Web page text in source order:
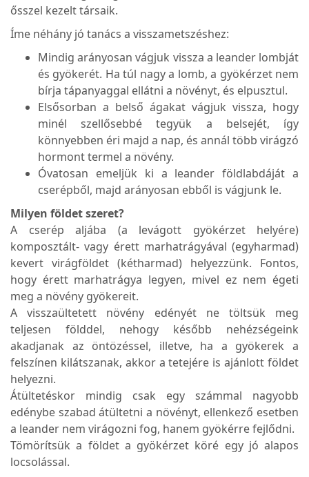
ősszel kezelt társaik.
Íme néhány jó tanács a visszametszéshez:
Mindig arányosan vágjuk vissza a leander lombját
és gyökerét. Ha túl nagy a lomb, a gyökérzet nem
bírja tápanyaggal ellátni a növényt, és elpusztul.
Elsősorban a belső ágakat vágjuk vissza, hogy
minél szellősebbé tegyük a belsejét, így
könnyebben éri majd a nap, és annál több virágzó
hormont termel a növény.
Óvatosan emeljük ki a leander földlabdáját a
cserépből, majd arányosan ebből is vágjunk le.
Milyen földet szeret?
A cserép aljába (a levágott gyökérzet helyére)
komposztált- vagy érett marhatrágyával (egyharmad)
kevert virágföldet (kétharmad) helyezzünk. Fontos,
hogy érett marhatrágya legyen, mivel ez nem égeti
meg a növény gyökereit.
A visszaültetett növény edényét ne töltsük meg
teljesen földdel, nehogy később nehézségeink
akadjanak az öntözéssel, illetve, ha a gyökerek a
felszínen kilátszanak, akkor a tetejére is ajánlott földet
helyezni.
Átültetéskor mindig csak egy számmal nagyobb
edénybe szabad átültetni a növényt, ellenkező esetben
a leander nem virágozni fog, hanem gyökérre fejlődni.
Tömörítsük a földet a gyökérzet köré egy jó alapos
locsolással.